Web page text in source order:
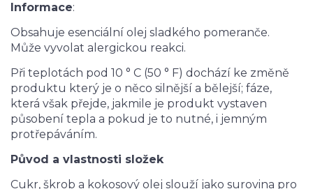
Informace:
Obsahuje esenciální olej sladkého pomeranče.
Může vyvolat alergickou reakci.
Při teplotách pod 10 ° C (50 ° F) dochází ke změně
produktu který je o něco silnější a bělejší; fáze,
která však přejde, jakmile je produkt vystaven
působení tepla a pokud je to nutné, i jemným
protřepáváním.
Původ a vlastnosti složek
Cukr, škrob a kokosový olej slouží jako surovina pro